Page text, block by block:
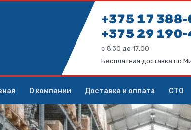
+375 17
+375 29
с 8:30 до 17:00
Бесплатная доставка по
О компании Доставка и оплата СТО